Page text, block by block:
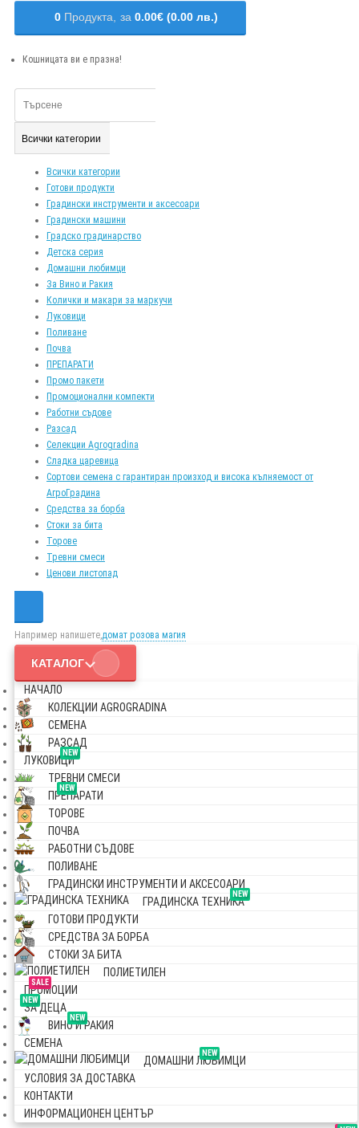
0 Продукта, за 0.00€ (0.00 лв.)
Кошницата ви е празна!
Всички категории
Всички категории
Готови продукти
Градински инструменти и аксесоари
Градински машини
Градско градинарство
Детска серия
Домашни любимци
За Вино и Ракия
Колички и макари за маркучи
Луковици
Поливане
Почва
ПРЕПАРАТИ
Промо пакети
Промоционални компекти
Работни съдове
Разсад
Селекции Agrogradina
Сладка царевица
Сортови семена с гарантиран произход и висока кълняемост от
АгроГрадина
Средства за борба
Стоки за бита
Торове
Тревни смеси
Ценови листопад
Например напишете,домат розова магия
КАТАЛОГ
НАЧАЛО
КОЛЕКЦИИ AGROGRADINA
СЕМЕНА
РАЗСАД
NEW
ЛУКОВИЦИ
ТРЕВНИ СМЕСИ
NEW
ПРЕПАРАТИ
ТОРОВЕ
ПОЧВА
РАБОТНИ СЪДОВЕ
ПОЛИВАНЕ
ГРАДИНСКИ ИНСТРУМЕНТИ И АКСЕСОАРИ
NEW
ГРАДИНСКА ТЕХНИКА
ГОТОВИ ПРОДУКТИ
СРЕДСТВА ЗА БОРБА
СТОКИ ЗА БИТА
ПОЛИЕТИЛЕН
SALE
ПРОМОЦИИ
NEW
ЗА ДЕЦА
NEW
ВИНО И РАКИЯ
СЕМЕНА
NEW
ДОМАШНИ ЛЮБИМЦИ
УСЛОВИЯ ЗА ДОСТАВКА
КОНТАКТИ
ИНФОРМАЦИОНЕН ЦЕНТЪР